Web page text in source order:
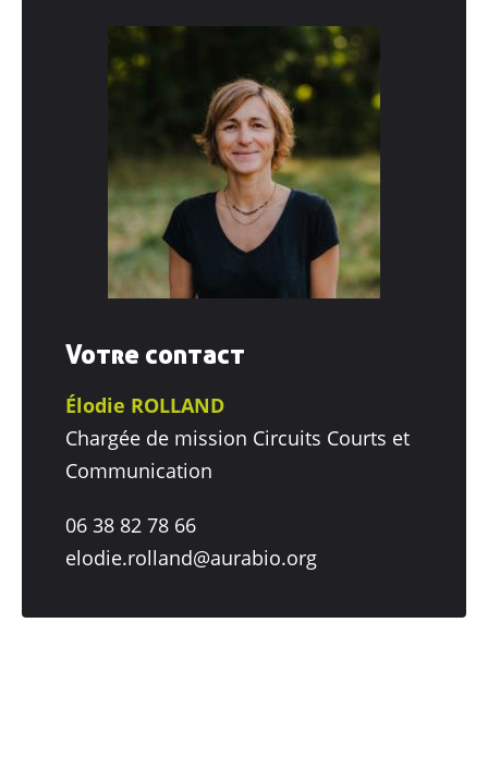
Votre contact
Élodie ROLLAND
Chargée de mission Circuits Courts et
Communication
06 38 82 78 66
elodie.rolland@aurabio.org